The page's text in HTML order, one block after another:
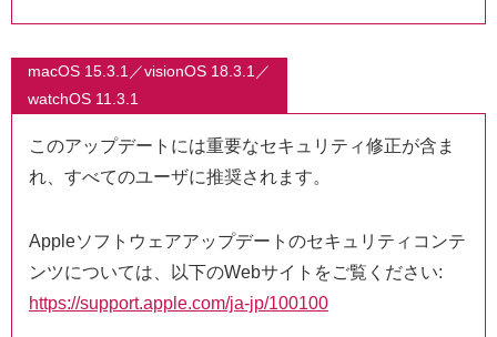
macOS 15.3.1／visionOS 18.3.1／
watchOS 11.3.1
このアップデートには重要なセキュリティ修正が含ま
れ、すべてのユーザに推奨されます。
Appleソフトウェアアップデートのセキュリティコンテ
ンツについては、以下のWebサイトをご覧ください:
https://support.apple.com/ja-jp/100100